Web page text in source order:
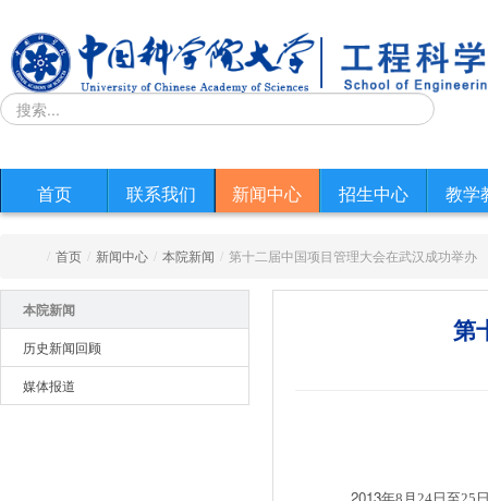
首页 联系我们 新闻中心 招生中心 教学
/ 首页 / 新闻中心 / 本院新闻 / 第十二届中国项目管理大会在武汉成功举办
本院新闻
历史新闻回顾
媒体报道
第